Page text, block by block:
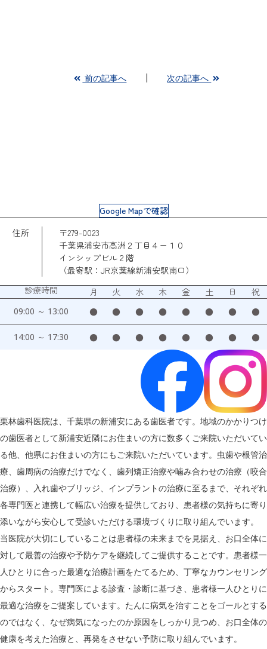
前の記事へ 次の記事へ
Google Mapで確認
住所
〒279-0023
千葉県浦安市高洲２丁目４ー１０
インシップビル２階
（最寄駅：JR京葉線新浦安駅南口）
診療時間
月 火 水 木 金 土 日 祝
09:00 ～ 13:00 ● ● ● ● ● ● ● ●
14:00 ～ 17:30 ● ● ● ● ● ● ● ●
栗林歯科医院は、千葉県の新浦安にある歯医者です。地域のかかりつけ
の歯医者として新浦安近隣にお住まいの方に数多くご来院いただいてい
る他、他県にお住まいの方にもご来院いただいています。虫歯や根管治
療、歯周病の治療だけでなく、歯列矯正治療や噛み合わせの治療（咬合
治療）、入れ歯やブリッジ、インプラントの治療に至るまで、それぞれ
各専門医と連携して幅広い治療を提供しており、患者様の気持ちに寄り
添いながら安心して受診いただける環境づくりに取り組んでいます。
当医院が大切にしていることは患者様の未来までを見据え、お口全体に
対して最善の治療や予防ケアを継続してご提供することです。患者様一
人ひとりに合った最適な治療計画をたてるため、丁寧なカウンセリング
からスタート。専門医による診査・診断に基づき、患者様一人ひとりに
最適な治療をご提案しています。たんに病気を治すことをゴールとする
のではなく、なぜ病気になったのか原因をしっかり見つめ、お口全体の
健康を考えた治療と、再発をさせない予防に取り組んでいます。